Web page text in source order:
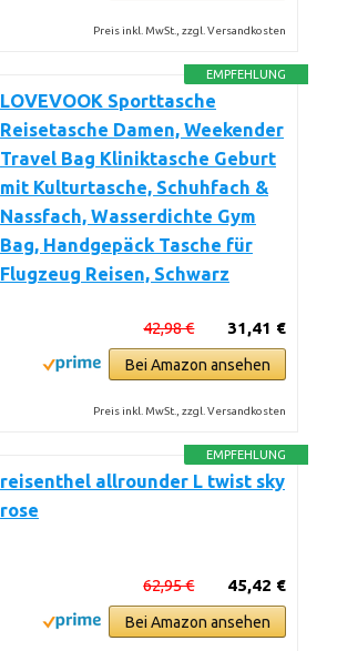
Preis inkl. MwSt., zzgl. Versandkosten
EMPFEHLUNG
LOVEVOOK Sporttasche
Reisetasche Damen, Weekender
Travel Bag Kliniktasche Geburt
mit Kulturtasche, Schuhfach &
Nassfach, Wasserdichte Gym
Bag, Handgepäck Tasche für
Flugzeug Reisen, Schwarz
31,41 €
42,98 €
Bei Amazon ansehen
Preis inkl. MwSt., zzgl. Versandkosten
EMPFEHLUNG
reisenthel allrounder L twist sky
rose
45,42 €
62,95 €
Bei Amazon ansehen